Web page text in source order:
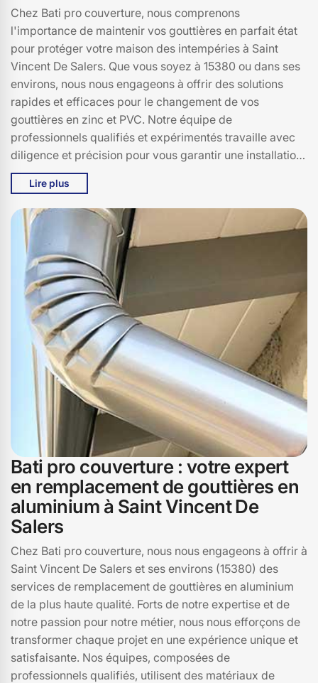
Chez Bati pro couverture, nous comprenons
l'importance de maintenir vos gouttières en parfait état
pour protéger votre maison des intempéries à Saint
Vincent De Salers. Que vous soyez à 15380 ou dans ses
environs, nous nous engageons à offrir des solutions
rapides et efficaces pour le changement de vos
gouttières en zinc et PVC. Notre équipe de
professionnels qualifiés et expérimentés travaille avec
diligence et précision pour vous garantir une installation
impeccable. En choisissant Bati pro couverture, vous
optez pour une qualité de service irréprochable, des
matériaux de premier choix et une durabilité à toute
épreuve. Nous savons que le temps est précieux, c'est
pourquoi nous nous efforçons de minimiser les délais
sans compromettre la qualité de notre travail. Faites
confiance à Bati pro couverture pour un changement de
gouttières sans tracas et redonnez à votre maison l'éclat
et la protection qu'elle mérite à Saint Vincent De Salers
et 15380.
Lire plus
Bati pro couverture : votre expert
en remplacement de gouttières en
aluminium à Saint Vincent De
Salers
Chez Bati pro couverture, nous nous engageons à offrir à
Saint Vincent De Salers et ses environs (15380) des
services de remplacement de gouttières en aluminium
de la plus haute qualité. Forts de notre expertise et de
notre passion pour notre métier, nous nous efforçons de
transformer chaque projet en une expérience unique et
satisfaisante. Nos équipes, composées de
professionnels qualifiés, utilisent des matériaux de